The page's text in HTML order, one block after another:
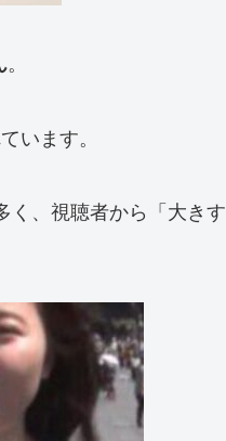
。
います。
く、視聴者から「大きす